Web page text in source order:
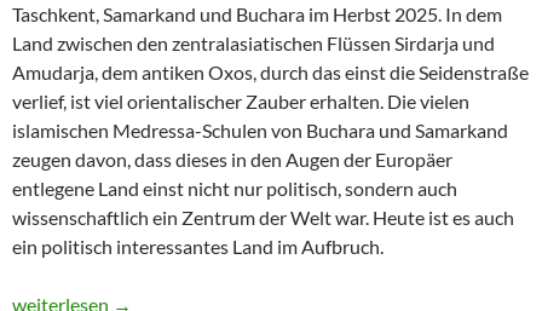
Taschkent, Samarkand und Buchara im Herbst 2025. In dem
Land zwischen den zentralasiatischen Flüssen Sirdarja und
Amudarja, dem antiken Oxos, durch das einst die Seidenstraße
verlief, ist viel orientalischer Zauber erhalten. Die vielen
islamischen Medressa-Schulen von Buchara und Samarkand
zeugen davon, dass dieses in den Augen der Europäer
entlegene Land einst nicht nur politisch, sondern auch
wissenschaftlich ein Zentrum der Welt war. Heute ist es auch
ein politisch interessantes Land im Aufbruch.
Usbekistan 2025: Unterwegs in einem Land im Aufbruch
weiterlesen →